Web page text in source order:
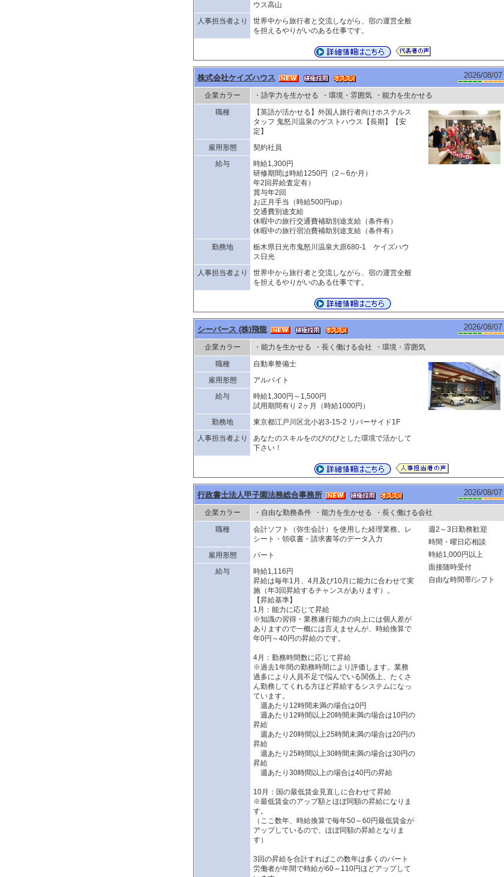
ウス高山
人事担当者より
世界中から旅行者と交流しながら、宿の運営全般
を担えるやりがいのある仕事です。
株式会社ケイズハウス 2026/08/07
企業カラー ・語学力を生かせる ・環境・雰囲気
・能力を生かせる
職種
【英語が活かせる】外国人旅行者向けホステルス
タッフ 鬼怒川温泉のゲストハウス【長期】【安
定】
雇用形態
契約社員
給与
時給1,300円
研修期間は時給1250円（2～6か月）
年2回昇給査定有）
賞与年2回
お正月手当（時給500円up）
交通費別途支給
休暇中の旅行交通費補助別途支給（条件有）
休暇中の旅行宿泊費補助別途支給（条件有）
勤務地
栃木県日光市鬼怒川温泉大原680-1 ケイズハウ
ス日光
人事担当者より
世界中から旅行者と交流しながら、宿の運営全般
を担えるやりがいのある仕事です。
シーバース (株)飛龍 2026/08/07
企業カラー ・能力を生かせる ・長く働ける会社
・環境・雰囲気
職種
自動車整備士
雇用形態
アルバイト
給与
時給1,300円～1,500円
試用期間有り 2ヶ月（時給1000円）
勤務地
東京都江戸川区北小岩3-15-2 リバーサイド1F
人事担当者より
あなたのスキルをのびのびとした環境で活かして
下さい！
行政書士法人甲子園法務総合事務所 2026/08/07
企業カラー ・自由な勤務条件 ・能力を生かせる
・長く働ける会社
職種
会計ソフト（弥生会計）を使用した経理業務。レ
シート・領収書・請求書等のデータ入力
雇用形態
パート
給与
時給1,116円
昇給は毎年1月、4月及び10月に能力に合わせて実
施（年3回昇給するチャンスがあります）。
【昇給基準】
1月：能力に応じて昇給
※知識の習得・業務遂行能力の向上には個人差が
ありますので一概には言えませんが、時給換算で
年0円～40円の昇給のです。
4月：勤務時間数に応じて昇給
※過去1年間の勤務時間により評価します。業務
過多により人員不足で悩んでいる関係上、たくさ
ん勤務してくれる方ほど昇給するシステムになっ
ています。
週あたり12時間未満の場合は0円
週あたり12時間以上20時間未満の場合は10円の
昇給
週あたり20時間以上25時間未満の場合は20円の
昇給
週あたり25時間以上30時間未満の場合は30円の
昇給
週あたり30時間以上の場合は40円の昇給
10月：国の最低賃金見直しに合わせて昇給
※最低賃金のアップ額とほぼ同額の昇給になりま
す。
（ここ数年、時給換算で毎年50～60円最低賃金が
アップしているので、ほぼ同額の昇給となりま
す）
3回の昇給を合計すればこの数年は多くのパート
労働者が年間で時給が60～110円ほどアップして
週2～3日勤務歓迎
時間・曜日応相談
時給1,000円以上
面接随時受付
自由な時間帯/シフト